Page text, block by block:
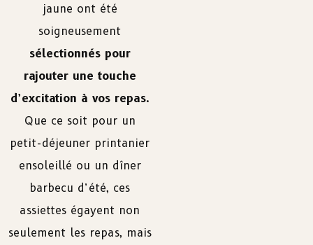
jaune ont été
soigneusement
sélectionnés pour
rajouter une touche
d’excitation à vos repas.
Que ce soit pour un
petit-déjeuner printanier
ensoleillé ou un dîner
barbecu d’été, ces
assiettes égayent non
seulement les repas, mais